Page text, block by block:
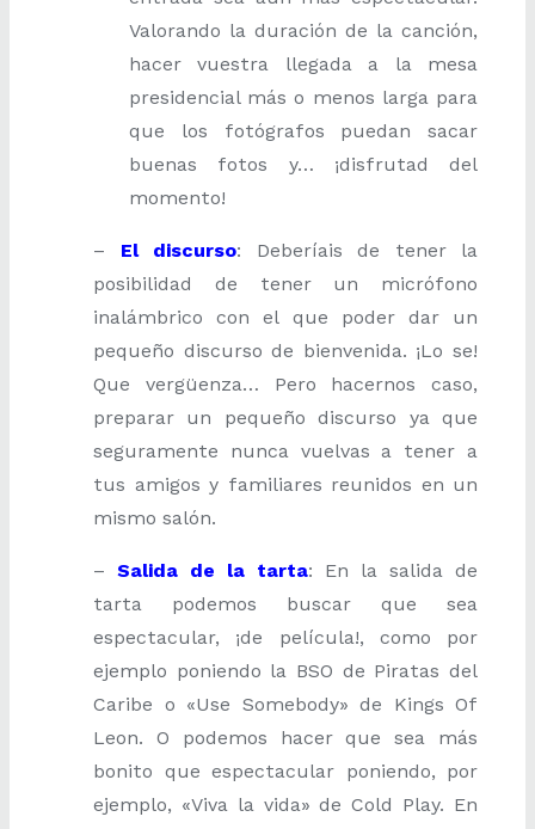
Valorando la duración de la canción,
hacer vuestra llegada a la mesa
presidencial más o menos larga para
que los fotógrafos puedan sacar
buenas fotos y… ¡disfrutad del
momento!
– El discurso: Deberíais de tener la
posibilidad de tener un micrófono
inalámbrico con el que poder dar un
pequeño discurso de bienvenida. ¡Lo se!
Que vergüenza… Pero hacernos caso,
preparar un pequeño discurso ya que
seguramente nunca vuelvas a tener a
tus amigos y familiares reunidos en un
mismo salón.
– Salida de la tarta: En la salida de
tarta podemos buscar que sea
espectacular, ¡de película!, como por
ejemplo poniendo la BSO de Piratas del
Caribe o «Use Somebody» de Kings Of
Leon. O podemos hacer que sea más
bonito que espectacular poniendo, por
ejemplo, «Viva la vida» de Cold Play. En